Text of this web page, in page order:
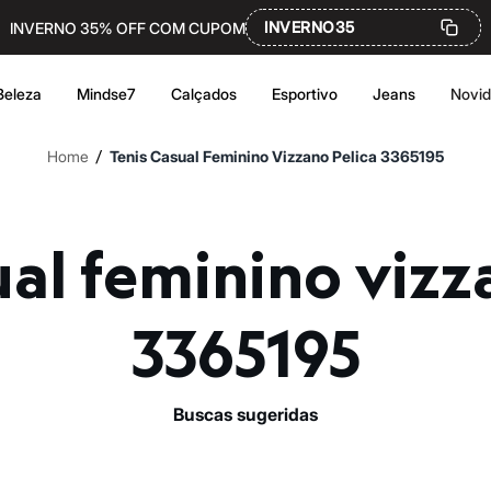
INVERNO 35% OFF COM CUPOM INVERNO35
Mindse7 Calçados Esportivo Jeans
Home / Tenis Casual Feminino Vizzano Pelica 3365195
3365195
buscas sugeridas